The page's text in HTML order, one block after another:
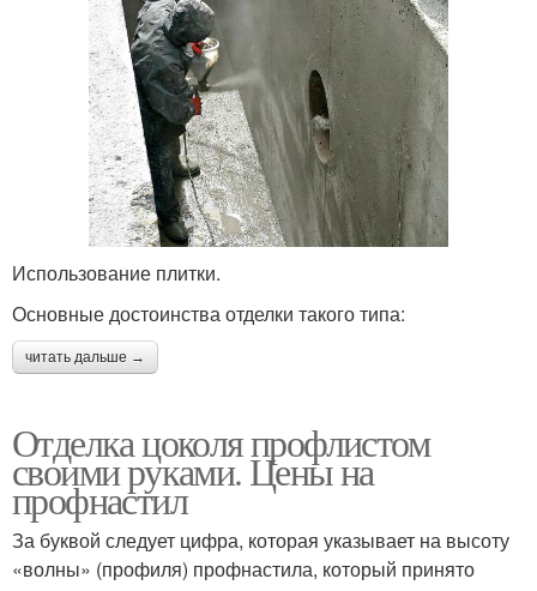
Использование плитки.
Основные достоинства отделки такого типа:
читать дальше →
Отделка цоколя профлистом
своими руками. Цены на
профнастил
За буквой следует цифра, которая указывает на высоту
«волны» (профиля) профнастила, который принято